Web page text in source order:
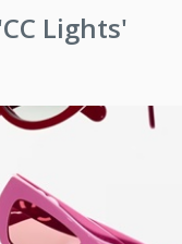
Lights'